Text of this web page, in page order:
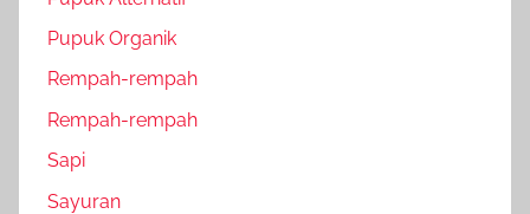
Pupuk Organik
Rempah-rempah
Rempah-rempah
Sapi
Sayuran